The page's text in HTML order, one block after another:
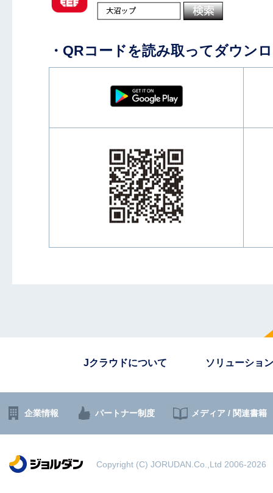
・QRコードを読み取ってダウン
Jクラウドについて ソリューショ
企業情報 パートナー制度 メディア / 関連書籍
Copyright (C) JORUDAN.Co.,Ltd 2006-2026